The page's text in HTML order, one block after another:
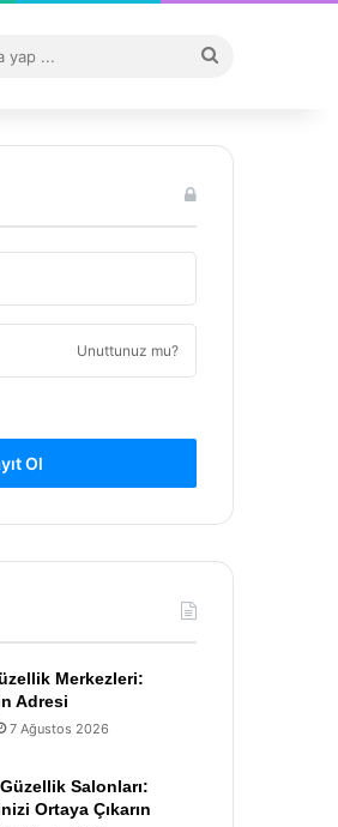
...
Unuttunuz mu?
Ol
Merkezleri:
Adresi
7 Ağustos 2026
Salonları:
Ortaya Çıkarın